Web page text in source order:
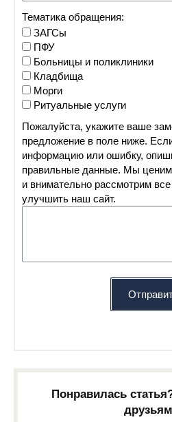
Тематика обращения:
ЗАГСы
ПФУ
Больницы и поликлиники
Кладбища
Морги
Ритуальные услуги
Пожалуйста, укажите ваше
предложение в поле ниже.
информацию или ошибку,
правильные данные. Мы ценим
и внимательно рассмотрим
улучшить наш сайт.
Понравилась